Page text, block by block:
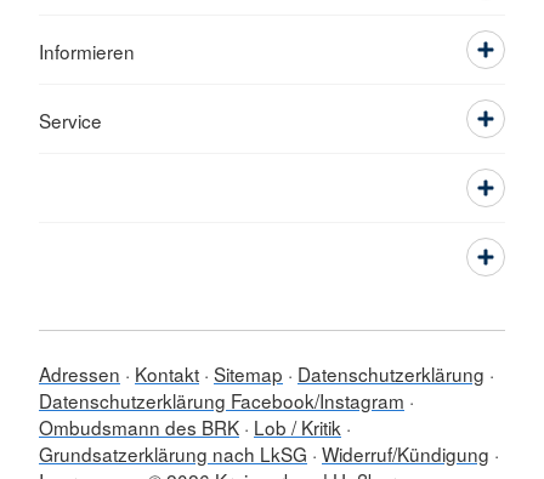
Informieren
Service
Adressen Kontakt Sitemap
Datenschutzerklärung
Datenschutzerklärung Facebook/Instagram
Ombudsmann des BRK Lob / Kritik
Grundsatzerklärung nach LkSG Widerruf/Kündigung